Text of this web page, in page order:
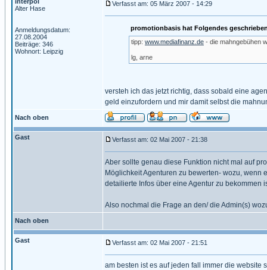
Alter Hase
Anmeldungsdatum:
27.08.2004
Beiträge: 346
Wohnort: Leipzig
Verfasst am: 05 März 2007 - 14:29
promotionbasis hat Folgendes
tipp: www.mediafinanz.de - die mahngebühen
lg, arne
versteh ich das jetzt richtig, dass sobald eine
geld einzufordern und mir damit selbst die
Nach oben
Gast Verfasst am: 02 Mai 2007 - 21:38
Aber sollte genau diese Funktion nicht mal auf
Möglichkeit Agenturen zu bewerten- wozu,
detailierte Infos über eine Agentur zu bekommen
Also nochmal die Frage an den/ die Admin(s)
Nach oben
Gast Verfasst am: 02 Mai 2007 - 21:51
am besten ist es auf jeden fall immer die website